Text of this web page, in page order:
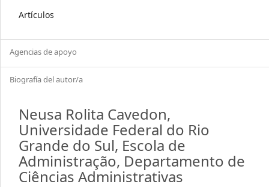
Artículos
Agencias de apoyo
Biografía del autor/a
Neusa Rolita Cavedon,
Universidade Federal do Rio
Grande do Sul, Escola de
Administração, Departamento de
Ciências Administrativas